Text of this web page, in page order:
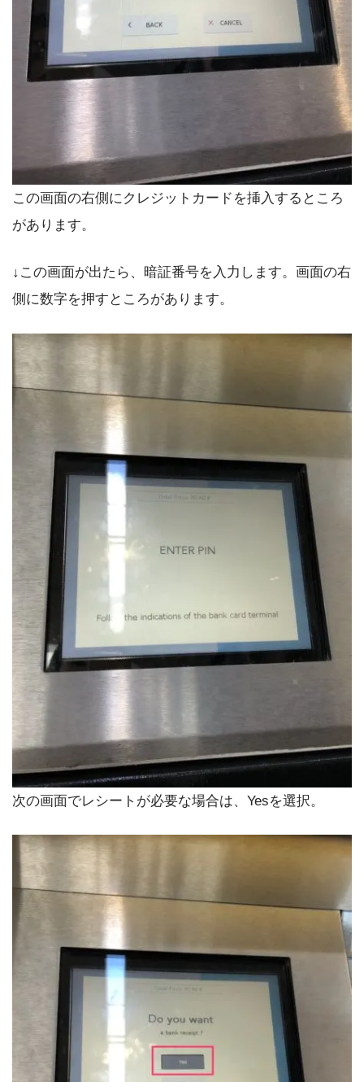
この画面の右側にクレジットカードを挿入するところ
があります。
↓この画面が出たら、暗証番号を入力します。画面の右
側に数字を押すところがあります。
次の画面でレシートが必要な場合は、Yesを選択。